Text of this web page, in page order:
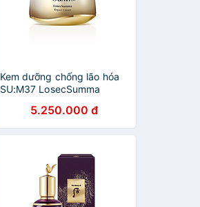
Kem dưỡng chống lão hóa
SU:M37 LosecSumma
5.250.000 đ